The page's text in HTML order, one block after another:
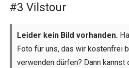
#3 Vilstour
Leider kein Bild vorhanden.
Foto für uns, das wir kostenfrei
verwenden dürfen? Dann kannst